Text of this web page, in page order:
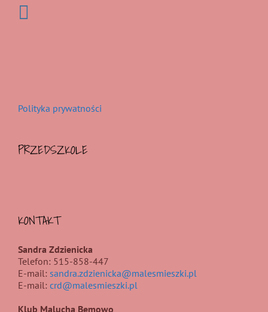
Polityka prywatności
PRZEDSZKOLE
KONTAKT
Sandra Zdzienicka
Telefon: 515-858-447
E-mail: sandra.zdzienicka@malesmieszki.pl
E-mail: crd@malesmieszki.pl
Klub Malucha Bemowo